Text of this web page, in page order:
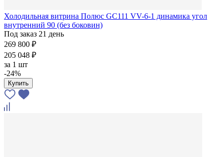
Холодильная витрина Полюс GC111 VV-6-1 динамика угол
внутренний 90 (без боковин)
Под заказ 21 день
269 800 ₽
205 048 ₽
за 1 шт
-24%
Купить